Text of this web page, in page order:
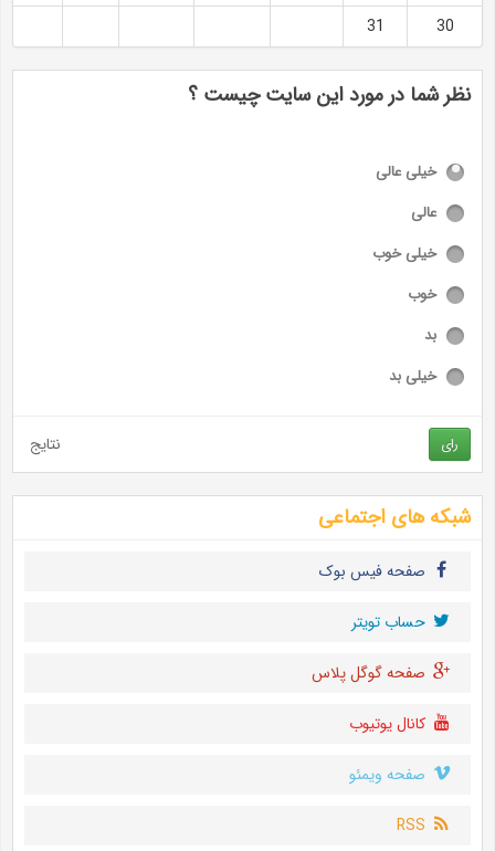
30
31
نظر شما در مورد این سایت چیست ؟
خیلی عالی
عالی
خیلی خوب
خوب
بد
خیلی بد
رای نتایج
شبکه های اجتماعی
صفحه فیس بوک
حساب تويتر
صفحه گوگل پلاس
کانال یوتیوب
صفحه ویمئو
RSS